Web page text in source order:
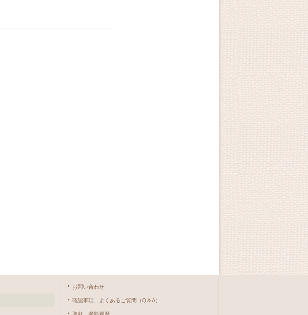
お問い合わせ
確認事項、よくあるご質問（Q＆A）